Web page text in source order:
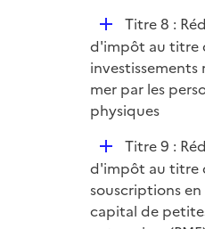
D
é
p
l
i
Titre 8 :
d'impôt au titre
investissements
mer par les
physiques
D
é
p
l
Titre 9 :
d'impôt au titre
souscriptions
capital de